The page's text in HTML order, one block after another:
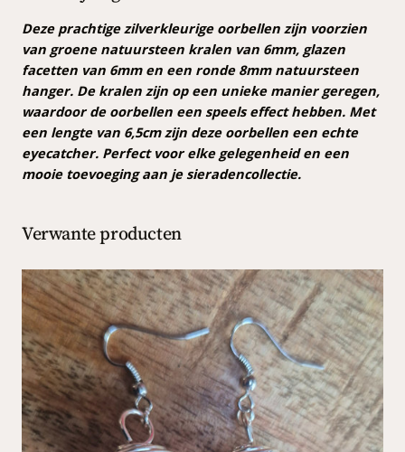
e
p
r
i
j
s
a
:
€
8
,
9
:
€
7
,
5
.
r
b
e
l
l
e
n
g
e
a
a
n
t
a
l
Deze prachtige zilverkleurige oorbellen zijn voorzien
van groene natuursteen kralen van 6mm, glazen
facetten van 6mm en een ronde 8mm natuursteen
hanger. De kralen zijn op een unieke manier geregen,
waardoor de oorbellen een speels effect hebben. Met
een lengte van 6,5cm zijn deze oorbellen een echte
eyecatcher. Perfect voor elke gelegenheid en een
mooie toevoeging aan je sieradencollectie.
Verwante producten